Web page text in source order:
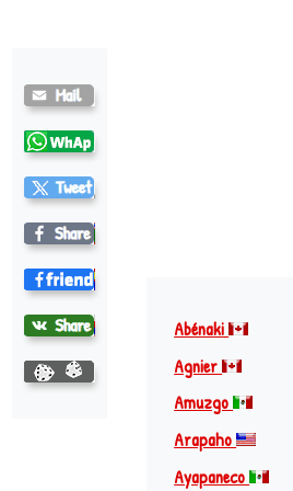
Abénaki
Agnier
Amuzgo
Arapaho
Ayapaneco